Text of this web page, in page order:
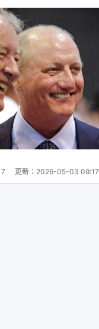
更新： 2026-05-03 09:17